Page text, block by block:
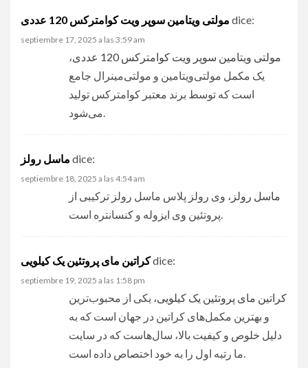
مولتی ویتامین سوپر ویت کوامترکس 120 عددی dice:
septiembre 17, 2025 a las 3:59 am
مولتی ویتامین سوپر ویت کوامترکس 120 عددی
،
یک مکمل مولتی‌ویتامین و مولتی‌مینرال جامع
است که توسط برند معتبر کوامترکس تولید
می‌شود.
ماسل رولز dice:
septiembre 18, 2025 a las 4:54 am
ماسل رولز ، وی رولز پلاس ماسل رولز ترکیبی از
پروتئین وی ایزوله و کنسانتره است.
کراتین مای پروتئین یک کیلوییdice:
septiembre 19, 2025 a las 1:58 pm
کراتین مای پروتئین یک کیلویی، یکی از محبوب‌ترین
و بهترین مکمل‌های کراتین در جهان است که به
دلیل خلوص و کیفیت بالا، سال‌هاست که در سایت
ما رتبه اول را به خود اختصاص داده است.